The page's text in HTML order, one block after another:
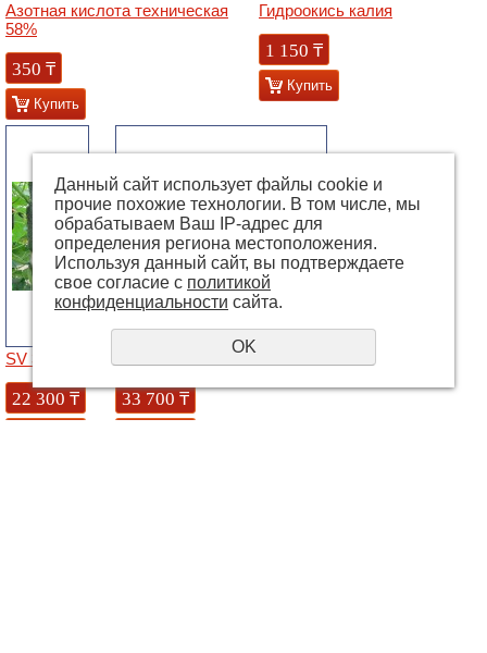
Азотная кислота техническая
58%
350 ₸
Купить
Гидроокись калия
1 150 ₸
Купить
SV 3506 F1
22 300 ₸
Аттия (Attiya RZ) F1 (73-667)
33 700 ₸
Данный сайт использует файлы cookie и
прочие похожие технологии. В том числе, мы
обрабатываем Ваш IP-адрес для
определения региона местоположения.
Используя данный сайт, вы подтверждаете
свое согласие с политикой
конфиденциальности сайта.
OK